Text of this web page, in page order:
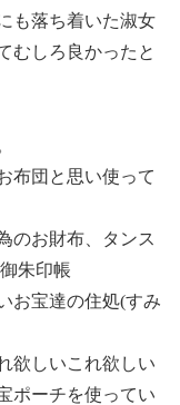
も落ち着いた淑女
むしろ良かったと
布団と思い使って
のお財布、タンス
朱印帳
お宝達の住処(すみ
欲しいこれ欲しい
ポーチを使ってい